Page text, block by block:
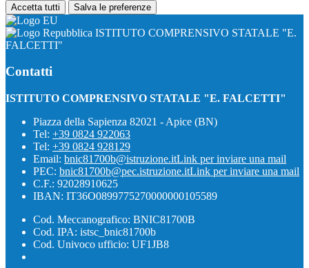
Accetta tutti Salva le preferenze
ISTITUTO COMPRENSIVO STATALE "E.
FALCETTI"
Contatti
ISTITUTO COMPRENSIVO STATALE "E. FALCETTI"
Piazza della Sapienza 82021 - Apice (BN)
Tel: +39 0824 922063
Tel: +39 0824 928129
Email: bnic81700b@istruzione.itLink per inviare una mail
PEC: bnic81700b@pec.istruzione.itLink per inviare una mail
C.F.: 92028910625
IBAN: IT36O0899775270000000105589
Cod. Meccanografico: BNIC81700B
Cod. IPA: istsc_bnic81700b
Cod. Univoco ufficio: UF1JB8